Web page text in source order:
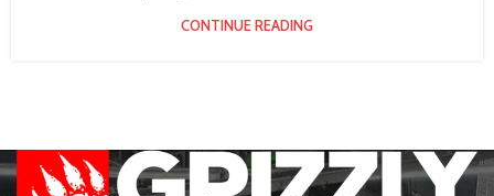
CONTINUE READING